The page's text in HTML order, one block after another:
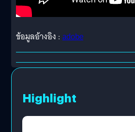
ข้อมูลอ้างอิง : adobe
Highlight